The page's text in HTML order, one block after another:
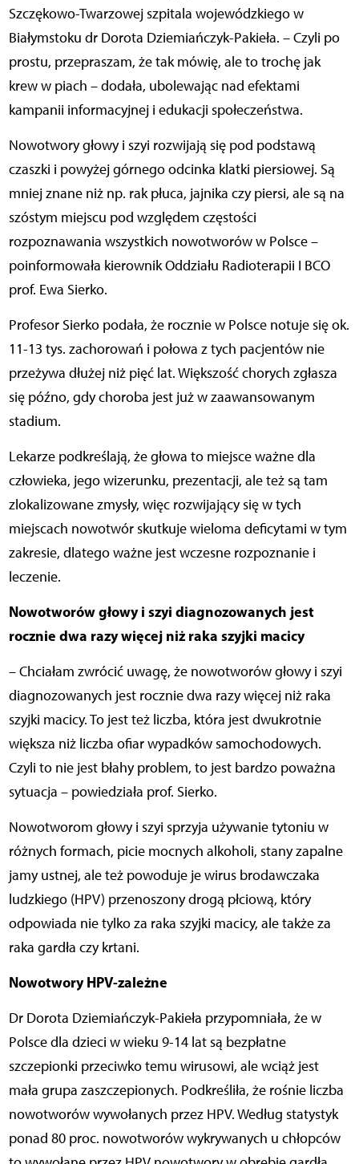
Szczękowo-Twarzowej szpitala wojewódzkiego w
Białymstoku dr Dorota Dziemiańczyk-Pakieła. – Czyli po
prostu, przepraszam, że tak mówię, ale to trochę jak
krew w piach – dodała, ubolewając nad efektami
kampanii informacyjnej i edukacji społeczeństwa.
Nowotwory głowy i szyi rozwijają się pod podstawą
czaszki i powyżej górnego odcinka klatki piersiowej. Są
mniej znane niż np. rak płuca, jajnika czy piersi, ale są na
szóstym miejscu pod względem częstości
rozpoznawania wszystkich nowotworów w Polsce –
poinformowała kierownik Oddziału Radioterapii I BCO
prof. Ewa Sierko.
Profesor Sierko podała, że rocznie w Polsce notuje się ok.
11-13 tys. zachorowań i połowa z tych pacjentów nie
przeżywa dłużej niż pięć lat. Większość chorych zgłasza
się późno, gdy choroba jest już w zaawansowanym
stadium.
Lekarze podkreślają, że głowa to miejsce ważne dla
człowieka, jego wizerunku, prezentacji, ale też są tam
zlokalizowane zmysły, więc rozwijający się w tych
miejscach nowotwór skutkuje wieloma deficytami w tym
zakresie, dlatego ważne jest wczesne rozpoznanie i
leczenie.
Nowotworów głowy i szyi diagnozowanych jest
rocznie dwa razy więcej niż raka szyjki macicy
– Chciałam zwrócić uwagę, że nowotworów głowy i szyi
diagnozowanych jest rocznie dwa razy więcej niż raka
szyjki macicy. To jest też liczba, która jest dwukrotnie
większa niż liczba ofiar wypadków samochodowych.
Czyli to nie jest błahy problem, to jest bardzo poważna
sytuacja – powiedziała prof. Sierko.
Nowotworom głowy i szyi sprzyja używanie tytoniu w
różnych formach, picie mocnych alkoholi, stany zapalne
jamy ustnej, ale też powoduje je wirus brodawczaka
ludzkiego (HPV) przenoszony drogą płciową, który
odpowiada nie tylko za raka szyjki macicy, ale także za
raka gardła czy krtani.
Nowotwory HPV-zależne
Dr Dorota Dziemiańczyk-Pakieła przypomniała, że w
Polsce dla dzieci w wieku 9-14 lat są bezpłatne
szczepionki przeciwko temu wirusowi, ale wciąż jest
mała grupa zaszczepionych. Podkreśliła, że rośnie liczba
nowotworów wywołanych przez HPV. Według statystyk
ponad 80 proc. nowotworów wykrywanych u chłopców